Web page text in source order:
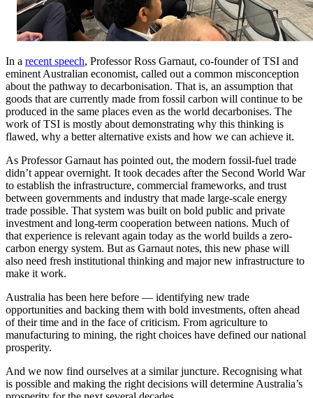
In a ​​​​‌ ‍ ​‍​‍‌‍ ‌ ​‍‌‍‍‌‌‍‌ ‌‍‍‌‌‍ ‍​‍​‍​ ‍‍​‍​‍‌ ​ ‌‍​‌‌‍ ‍‌‍‍‌‌ ‌​‌ ‍‌​‍ ‍‌‍‍‌‌‍ ​‍​‍​‍ ​​‍​‍‌‍‍​‌ ​‍‌‍‌‌‌‍‌‍​‍​‍​ ‍‍​‍​‍‌‍‍​‌ ‌​‌ ‌​‌ ​​​ ‍‍​‍ ​‍ ‌‍ ​‌‍ ‌‍​ ‌‍​‌‌‍ ​‌‍‍​‌‍ ‌ ​ ‌ ‌​​ ‍‍​ ​ ​ ​ ​ ​ ​ ​ ​‍ ‌‍‍‌‌‍ ‍‌ ‌​‌‍‌‌‌‍ ‍‌ ‌​​‍ ‌‍‌‌‌‍‌​‌‍‍‌‌ ‌​​‍ ‌‍ ‌‌‍ ‌‍‌​‌‍‌‌​ ‌‌ ​​‌ ​‍‌‍‌‌‌ ​ ‌‍‌‌‌‍ ‍‌ ‌​‌‍​‌‌ ‌​‌‍‍‌‌‍ ‌‍ ‍​ ‍ ‌‍‍‌‌‍‌​​ ‌‌‍‌‌​ ‌‌‌‍‌‍‌‍‌​‌‍​‍‌‍​‌​ ‌‌​ ‍‌​‍ ‌​ ​‍‌‍​‍​ ​​​ ​​​‍ ‌​ ‌​‌‍‌‍​ ‌‍‌‍‌​​‍ ‌‌‍​‌‌‍​‍‌‍​ ​ ​‍​‍ ‌​ ​‍‌‍‌​​ ​‌‌‍​‌​ ​‍​ ​‌​ ​​​ ‌ ​ ‌‍‌‍‌‍‌‍​‌​ ​‍​ ‍ ‌ ‌​‌ ‍‌‌ ​​‌‍‌‌​ ‌‌‍ ‍‌‍‌‌‌ ‌ ‌ ​ ​ ‍ ‌ ​​‌‍​‌‌ ‌​‌‍‍​​ ‌‌‍​ ‌‍ ‌‍ ‍‌ ‌​‌‍‌‌‌‍ ‍‌ ‌​​‍‌‌​ ‌‌‌​​‍‌‌ ‌‍‍ ‌‍‌‌‌ ‍‌​‍‌‌​ ​ ‌​‌​​‍‌‌​ ​ ‌​‌​​‍‌‌​ ​‍​ ​‍‌‍‌​‌‍​‌​ ‍​​ ​​‌‍‌‌​ ‌‌‌‍‌‍​ ​‍‌‍​‍‌‍​‍‌‍‌​​ ‌​​‍‌‌​ ​‍​ ​‍​‍‌‌​ ‌‌‌​‌​​‍ ‍‌‍​ ‌‍‍​‌‍‍‌‌‍ ​‌‍‌​‌ ​‍‌‍‌‌‌‍ ‍​‍‌‌​ ‌‌‌​​‍‌‌ ‌‍‍ ‌‍‌‌‌ ‍‌​‍‌‌​ ​ ‌​‌​​‍‌‌​ ​ ‌​‌​​‍‌‌​ ​‍​ ​‍‌‍‌​​ ‌​‌‍​ ‌‍‌‌​ ​ ‌‍‌‌‌‍‌‌‌‍‌‌​ ​‍​ ‌‍‌‍​ ​ ‍​​‍‌‌​ ​‍​ ​‍​‍‌‌​ ‌‌‌​‌​​‍ ‍‌ ‌​‌‍‌‌‌ ‍​‌ ‌​​ ‌‍​‍‌‍​‌‌ ​ ‌‍‌‌‌‌‌‌‌ ​‍‌‍ ​​ ‌‌‍‍​‌ ‌​‌ ‌​‌ ​​​‍‌‌​ ​ ‌​​‌​‍‌‌​ ​‍‌​‌‍​‍‌‌​ ​‍‌​‌‍‌‍ ​‌‍ ‌‍​ ‌‍​‌‌‍ ​‌‍‍​‌‍ ‌ ​ ‌ ‌​​‍‌‌​ ​ ‌​​‌​ ​ ​ ​ ​ ​ ​ ​ ​‍‌‍‌‍‍‌‌‍‌​​ ‌‌‍‌‌​ ‌‌‌‍‌‍‌‍‌​‌‍​‍‌‍​‌​ ‌‌​ ‍‌​‍ ‌​ ​‍‌‍​‍​ ​​​ ​​​‍ ‌​ ‌​‌‍‌‍​ ‌‍‌‍‌​​‍ ‌‌‍​‌‌‍​‍‌‍​ ​ ​‍​‍ ‌​ ​‍‌‍‌​​ ​‌‌‍​‌​ ​‍​ ​‌​ ​​​ ‌ ​ ‌‍‌‍‌‍‌‍​‌​ ​‍​‍‌‍‌ ‌​‌ ‍‌‌ ​​‌‍‌‌​ ‌‌‍ ‍‌‍‌‌‌ ‌ ‌ ​ ​‍‌‍‌ ​​‌‍​‌‌ ‌​‌‍‍​​ ‌‌‍​ ‌‍ ‌‍ ‍‌ ‌​‌‍‌‌‌‍ ‍‌ ‌​​‍‌‌​ ‌‌‌​​‍‌‌ ‌‍‍ ‌‍‌‌‌ ‍‌​‍‌‌​ ​ ‌​‌​​‍‌‌​ ​ ‌​‌​​‍‌‌​ ​‍​ ​‍‌‍‌​‌‍​‌​ ‍​​ ​​‌‍‌‌​ ‌‌‌‍‌‍​ ​‍‌‍​‍‌‍​‍‌‍‌​​ ‌​​‍‌‌​ ​‍​ ​‍​‍‌‌​ ‌‌‌​‌​​‍ ‍‌‍​ ‌‍‍​‌‍‍‌‌‍ ​‌‍‌​‌ ​‍‌‍‌‌‌‍ ‍​‍‌‌​ ‌‌‌​​‍‌‌ ‌‍‍ ‌‍‌‌‌ ‍‌​‍‌‌​ ​ ‌​‌​​‍‌‌​ ​ ‌​‌​​‍‌‌​ ​‍​ ​‍‌‍‌​​ ‌​‌‍​ ‌‍‌‌​ ​ ‌‍‌‌‌‍‌‌‌‍‌‌​ ​‍​ ‌‍‌‍​ ​ ‍​​‍‌‌​ ​‍​ ​‍​‍‌‌​ ‌‌‌​‌​​‍ ‍‌ ‌​‌‍‌‌‌ ‍​‌ ‌​​‍‌‍‌ ​​‌‍‌‌‌ ​‍‌ ​ ‌ ​​‌‍‌‌‌‍​ ‌ ‌​‌‍‍‌‌ ‌‍‌‍‌‌​ ‌‌ ​​‌ ‌‌‌‍​‍‌‍ ​‌‍‍‌‌ ​ ‌‍‍​‌‍‌‌‌‍‌​​‍​‍‌ ‌ recent speech​​​​‌ ‍ ​‍​‍‌‍ ‌ ​‍‌‍‍‌‌‍‌ ‌‍‍‌‌‍ ‍​‍​‍​ ‍‍​‍​‍‌ ​ ‌‍​‌‌‍ ‍‌‍‍‌‌ ‌​‌ ‍‌​‍ ‍‌‍‍‌‌‍ ​‍​‍​‍ ​​‍​‍‌‍‍​‌ ​‍‌‍‌‌‌‍‌‍​‍​‍​ ‍‍​‍​‍‌‍‍​‌ ‌​‌ ‌​‌ ​​​ ‍‍​‍ ​‍ ‌‍ ​‌‍ ‌‍​ ‌‍​‌‌‍ ​‌‍‍​‌‍ ‌ ​ ‌ ‌​​ ‍‍​ ​ ​ ​ ​ ​ ​ ​ ​‍ ‌‍‍‌‌‍ ‍‌ ‌​‌‍‌‌‌‍ ‍‌ ‌​​‍ ‌‍‌‌‌‍‌​‌‍‍‌‌ ‌​​‍ ‌‍ ‌‌‍ ‌‍‌​‌‍‌‌​ ‌‌ ​​‌ ​‍‌‍‌‌‌ ​ ‌‍‌‌‌‍ ‍‌ ‌​‌‍​‌‌ ‌​‌‍‍‌‌‍ ‌‍ ‍​ ‍ ‌‍‍‌‌‍‌​​ ‌‌‍‌‌​ ‌‌‌‍‌‍‌‍‌​‌‍​‍‌‍​‌​ ‌‌​ ‍‌​‍ ‌​ ​‍‌‍​‍​ ​​​ ​​​‍ ‌​ ‌​‌‍‌‍​ ‌‍‌‍‌​​‍ ‌‌‍​‌‌‍​‍‌‍​ ​ ​‍​‍ ‌​ ​‍‌‍‌​​ ​‌‌‍​‌​ ​‍​ ​‌​ ​​​ ‌ ​ ‌‍‌‍‌‍‌‍​‌​ ​‍​ ‍ ‌ ‌​‌ ‍‌‌ ​​‌‍‌‌​ ‌‌‍ ‍‌‍‌‌‌ ‌ ‌ ​ ​ ‍ ‌ ​​‌‍​‌‌ ‌​‌‍‍​​ ‌‌‍​ ‌‍ ‌‍ ‍‌ ‌​‌‍‌‌‌‍ ‍‌ ‌​​‍‌‌​ ‌‌‌​​‍‌‌ ‌‍‍ ‌‍‌‌‌ ‍‌​‍‌‌​ ​ ‌​‌​​‍‌‌​ ​ ‌​‌​​‍‌‌​ ​‍​ ​‍‌‍‌​‌‍​‌​ ‍​​ ​​‌‍‌‌​ ‌‌‌‍‌‍​ ​‍‌‍​‍‌‍​‍‌‍‌​​ ‌​​‍‌‌​ ​‍​ ​‍​‍‌‌​ ‌‌‌​‌​​‍ ‍‌‍​ ‌‍‍​‌‍‍‌‌‍ ​‌‍‌​‌ ​‍‌‍‌‌‌‍ ‍​‍‌‌​ ‌‌‌​​‍‌‌ ‌‍‍ ‌‍‌‌‌ ‍‌​‍‌‌​ ​ ‌​‌​​‍‌‌​ ​ ‌​‌​​‍‌‌​ ​‍​ ​‍​ ‌‌‌‍​‍​ ​‍‌‍‌​​ ​​‌‍‌‌​ ‌ ​ ‌‌‌‍​ ‌‍​ ​ ‍‌‌‍‌‌​‍‌‌​ ​‍​ ​‍​‍‌‌​ ‌‌‌​‌​​‍ ‍‌ ‌​‌‍‌‌‌ ‍​‌ ‌​​ ‌‍​‍‌‍​‌‌ ​ ‌‍‌‌‌‌‌‌‌ ​‍‌‍ ​​ ‌‌‍‍​‌ ‌​‌ ‌​‌ ​​​‍‌‌​ ​ ‌​​‌​‍‌‌​ ​‍‌​‌‍​‍‌‌​ ​‍‌​‌‍‌‍ ​‌‍ ‌‍​ ‌‍​‌‌‍ ​‌‍‍​‌‍ ‌ ​ ‌ ‌​​‍‌‌​ ​ ‌​​‌​ ​ ​ ​ ​ ​ ​ ​ ​‍‌‍‌‍‍‌‌‍‌​​ ‌‌‍‌‌​ ‌‌‌‍‌‍‌‍‌​‌‍​‍‌‍​‌​ ‌‌​ ‍‌​‍ ‌​ ​‍‌‍​‍​ ​​​ ​​​‍ ‌​ ‌​‌‍‌‍​ ‌‍‌‍‌​​‍ ‌‌‍​‌‌‍​‍‌‍​ ​ ​‍​‍ ‌​ ​‍‌‍‌​​ ​‌‌‍​‌​ ​‍​ ​‌​ ​​​ ‌ ​ ‌‍‌‍‌‍‌‍​‌​ ​‍​‍‌‍‌ ‌​‌ ‍‌‌ ​​‌‍‌‌​ ‌‌‍ ‍‌‍‌‌‌ ‌ ‌ ​ ​‍‌‍‌ ​​‌‍​‌‌ ‌​‌‍‍​​ ‌‌‍​ ‌‍ ‌‍ ‍‌ ‌​‌‍‌‌‌‍ ‍‌ ‌​​‍‌‌​ ‌‌‌​​‍‌‌ ‌‍‍ ‌‍‌‌‌ ‍‌​‍‌‌​ ​ ‌​‌​​‍‌‌​ ​ ‌​‌​​‍‌‌​ ​‍​ ​‍‌‍‌​‌‍​‌​ ‍​​ ​​‌‍‌‌​ ‌‌‌‍‌‍​ ​‍‌‍​‍‌‍​‍‌‍‌​​ ‌​​‍‌‌​ ​‍​ ​‍​‍‌‌​ ‌‌‌​‌​​‍ ‍‌‍​ ‌‍‍​‌‍‍‌‌‍ ​‌‍‌​‌ ​‍‌‍‌‌‌‍ ‍​‍‌‌​ ‌‌‌​​‍‌‌ ‌‍‍ ‌‍‌‌‌ ‍‌​‍‌‌​ ​ ‌​‌​​‍‌‌​ ​ ‌​‌​​‍‌‌​ ​‍​ ​‍​ ‌‌‌‍​‍​ ​‍‌‍‌​​ ​​‌‍‌‌​ ‌ ​ ‌‌‌‍​ ‌‍​ ​ ‍‌‌‍‌‌​‍‌‌​ ​‍​ ​‍​‍‌‌​ ‌‌‌​‌​​‍ ‍‌ ‌​‌‍‌‌‌ ‍​‌ ‌​​‍‌‍‌ ​​‌‍‌‌‌ ​‍‌ ​ ‌ ​​‌‍‌‌‌‍​ ‌ ‌​‌‍‍‌‌ ‌‍‌‍‌‌​ ‌‌ ​​‌ ‌‌‌‍​‍‌‍ ​‌‍‍‌‌ ​ ‌‍‍​‌‍‌‌‌‍‌​​‍​‍‌ ‌, Professor Ross Garnaut, co-founder of TSI and
eminent Australian economist, called out a common misconception
about the pathway to decarbonisation. That is, an assumption that
goods that are currently made from fossil carbon will continue to be
produced in the same places even as the world decarbonises. The
work of TSI is mostly about demonstrating why this thinking is
flawed, why a better alternative exists and how we can achieve it.​​​​‌ ‍ ​‍​‍‌‍ ‌ ​‍‌‍‍‌‌‍‌ ‌‍‍‌‌‍ ‍​‍​‍​ ‍‍​‍​‍‌ ​ ‌‍​‌‌‍ ‍‌‍‍‌‌ ‌​‌ ‍‌​‍ ‍‌‍‍‌‌‍ ​‍​‍​‍ ​​‍​‍‌‍‍​‌ ​‍‌‍‌‌‌‍‌‍​‍​‍​ ‍‍​‍​‍‌‍‍​‌ ‌​‌ ‌​‌ ​​​ ‍‍​‍ ​‍ ‌‍ ​‌‍ ‌‍​ ‌‍​‌‌‍ ​‌‍‍​‌‍ ‌ ​ ‌ ‌​​ ‍‍​ ​ ​ ​ ​ ​ ​ ​ ​‍ ‌‍‍‌‌‍ ‍‌ ‌​‌‍‌‌‌‍ ‍‌ ‌​​‍ ‌‍‌‌‌‍‌​‌‍‍‌‌ ‌​​‍ ‌‍ ‌‌‍ ‌‍‌​‌‍‌‌​ ‌‌ ​​‌ ​‍‌‍‌‌‌ ​ ‌‍‌‌‌‍ ‍‌ ‌​‌‍​‌‌ ‌​‌‍‍‌‌‍ ‌‍ ‍​ ‍ ‌‍‍‌‌‍‌​​ ‌‌‍‌‌​ ‌‌‌‍‌‍‌‍‌​‌‍​‍‌‍​‌​ ‌‌​ ‍‌​‍ ‌​ ​‍‌‍​‍​ ​​​ ​​​‍ ‌​ ‌​‌‍‌‍​ ‌‍‌‍‌​​‍ ‌‌‍​‌‌‍​‍‌‍​ ​ ​‍​‍ ‌​ ​‍‌‍‌​​ ​‌‌‍​‌​ ​‍​ ​‌​ ​​​ ‌ ​ ‌‍‌‍‌‍‌‍​‌​ ​‍​ ‍ ‌ ‌​‌ ‍‌‌ ​​‌‍‌‌​ ‌‌‍ ‍‌‍‌‌‌ ‌ ‌ ​ ​ ‍ ‌ ​​‌‍​‌‌ ‌​‌‍‍​​ ‌‌‍​ ‌‍ ‌‍ ‍‌ ‌​‌‍‌‌‌‍ ‍‌ ‌​​‍‌‌​ ‌‌‌​​‍‌‌ ‌‍‍ ‌‍‌‌‌ ‍‌​‍‌‌​ ​ ‌​‌​​‍‌‌​ ​ ‌​‌​​‍‌‌​ ​‍​ ​‍‌‍‌​‌‍​‌​ ‍​​ ​​‌‍‌‌​ ‌‌‌‍‌‍​ ​‍‌‍​‍‌‍​‍‌‍‌​​ ‌​​‍‌‌​ ​‍​ ​‍​‍‌‌​ ‌‌‌​‌​​‍ ‍‌‍​ ‌‍‍​‌‍‍‌‌‍ ​‌‍‌​‌ ​‍‌‍‌‌‌‍ ‍​‍‌‌​ ‌‌‌​​‍‌‌ ‌‍‍ ‌‍‌‌‌ ‍‌​‍‌‌​ ​ ‌​‌​​‍‌‌​ ​ ‌​‌​​‍‌‌​ ​‍​ ​‍‌‍​‌​ ‍‌‌‍‌‌​ ‌​​ ‌‍​ ‌​‌‍​ ‌‍​‌​ ‍​​ ‌‌‌‍‌‌​ ‌​​‍‌‌​ ​‍​ ​‍​‍‌‌​ ‌‌‌​‌​​‍ ‍‌ ‌​‌‍‌‌‌ ‍​‌ ‌​​ ‌‍​‍‌‍​‌‌ ​ ‌‍‌‌‌‌‌‌‌ ​‍‌‍ ​​ ‌‌‍‍​‌ ‌​‌ ‌​‌ ​​​‍‌‌​ ​ ‌​​‌​‍‌‌​ ​‍‌​‌‍​‍‌‌​ ​‍‌​‌‍‌‍ ​‌‍ ‌‍​ ‌‍​‌‌‍ ​‌‍‍​‌‍ ‌ ​ ‌ ‌​​‍‌‌​ ​ ‌​​‌​ ​ ​ ​ ​ ​ ​ ​ ​‍‌‍‌‍‍‌‌‍‌​​ ‌‌‍‌‌​ ‌‌‌‍‌‍‌‍‌​‌‍​‍‌‍​‌​ ‌‌​ ‍‌​‍ ‌​ ​‍‌‍​‍​ ​​​ ​​​‍ ‌​ ‌​‌‍‌‍​ ‌‍‌‍‌​​‍ ‌‌‍​‌‌‍​‍‌‍​ ​ ​‍​‍ ‌​ ​‍‌‍‌​​ ​‌‌‍​‌​ ​‍​ ​‌​ ​​​ ‌ ​ ‌‍‌‍‌‍‌‍​‌​ ​‍​‍‌‍‌ ‌​‌ ‍‌‌ ​​‌‍‌‌​ ‌‌‍ ‍‌‍‌‌‌ ‌ ‌ ​ ​‍‌‍‌ ​​‌‍​‌‌ ‌​‌‍‍​​ ‌‌‍​ ‌‍ ‌‍ ‍‌ ‌​‌‍‌‌‌‍ ‍‌ ‌​​‍‌‌​ ‌‌‌​​‍‌‌ ‌‍‍ ‌‍‌‌‌ ‍‌​‍‌‌​ ​ ‌​‌​​‍‌‌​ ​ ‌​‌​​‍‌‌​ ​‍​ ​‍‌‍‌​‌‍​‌​ ‍​​ ​​‌‍‌‌​ ‌‌‌‍‌‍​ ​‍‌‍​‍‌‍​‍‌‍‌​​ ‌​​‍‌‌​ ​‍​ ​‍​‍‌‌​ ‌‌‌​‌​​‍ ‍‌‍​ ‌‍‍​‌‍‍‌‌‍ ​‌‍‌​‌ ​‍‌‍‌‌‌‍ ‍​‍‌‌​ ‌‌‌​​‍‌‌ ‌‍‍ ‌‍‌‌‌ ‍‌​‍‌‌​ ​ ‌​‌​​‍‌‌​ ​ ‌​‌​​‍‌‌​ ​‍​ ​‍‌‍​‌​ ‍‌‌‍‌‌​ ‌​​ ‌‍​ ‌​‌‍​ ‌‍​‌​ ‍​​ ‌‌‌‍‌‌​ ‌​​‍‌‌​ ​‍​ ​‍​‍‌‌​ ‌‌‌​‌​​‍ ‍‌ ‌​‌‍‌‌‌ ‍​‌ ‌​​‍‌‍‌ ​​‌‍‌‌‌ ​‍‌ ​ ‌ ​​‌‍‌‌‌‍​ ‌ ‌​‌‍‍‌‌ ‌‍‌‍‌‌​ ‌‌ ​​‌ ‌‌‌‍​‍‌‍ ​‌‍‍‌‌ ​ ‌‍‍​‌‍‌‌‌‍‌​​‍​‍‌ ‌
As Professor Garnaut has pointed out, the modern fossil-fuel trade
didn’t appear overnight. It took decades after the Second World War
to establish the infrastructure, commercial frameworks, and trust
between governments and industry that made large-scale energy
trade possible. That system was built on bold public and private
investment and long-term cooperation between nations. Much of
that experience is relevant again today as the world builds a zero-
carbon energy system. But as Garnaut notes, this new phase will
also need fresh institutional thinking and major new infrastructure to
make it work.​​​​‌ ‍ ​‍​‍‌‍ ‌ ​‍‌‍‍‌‌‍‌ ‌‍‍‌‌‍ ‍​‍​‍​ ‍‍​‍​‍‌ ​ ‌‍​‌‌‍ ‍‌‍‍‌‌ ‌​‌ ‍‌​‍ ‍‌‍‍‌‌‍ ​‍​‍​‍ ​​‍​‍‌‍‍​‌ ​‍‌‍‌‌‌‍‌‍​‍​‍​ ‍‍​‍​‍‌‍‍​‌ ‌​‌ ‌​‌ ​​​ ‍‍​‍ ​‍ ‌‍ ​‌‍ ‌‍​ ‌‍​‌‌‍ ​‌‍‍​‌‍ ‌ ​ ‌ ‌​​ ‍‍​ ​ ​ ​ ​ ​ ​ ​ ​‍ ‌‍‍‌‌‍ ‍‌ ‌​‌‍‌‌‌‍ ‍‌ ‌​​‍ ‌‍‌‌‌‍‌​‌‍‍‌‌ ‌​​‍ ‌‍ ‌‌‍ ‌‍‌​‌‍‌‌​ ‌‌ ​​‌ ​‍‌‍‌‌‌ ​ ‌‍‌‌‌‍ ‍‌ ‌​‌‍​‌‌ ‌​‌‍‍‌‌‍ ‌‍ ‍​ ‍ ‌‍‍‌‌‍‌​​ ‌‌‍‌‌​ ‌‌‌‍‌‍‌‍‌​‌‍​‍‌‍​‌​ ‌‌​ ‍‌​‍ ‌​ ​‍‌‍​‍​ ​​​ ​​​‍ ‌​ ‌​‌‍‌‍​ ‌‍‌‍‌​​‍ ‌‌‍​‌‌‍​‍‌‍​ ​ ​‍​‍ ‌​ ​‍‌‍‌​​ ​‌‌‍​‌​ ​‍​ ​‌​ ​​​ ‌ ​ ‌‍‌‍‌‍‌‍​‌​ ​‍​ ‍ ‌ ‌​‌ ‍‌‌ ​​‌‍‌‌​ ‌‌‍ ‍‌‍‌‌‌ ‌ ‌ ​ ​ ‍ ‌ ​​‌‍​‌‌ ‌​‌‍‍​​ ‌‌‍​ ‌‍ ‌‍ ‍‌ ‌​‌‍‌‌‌‍ ‍‌ ‌​​‍‌‌​ ‌‌‌​​‍‌‌ ‌‍‍ ‌‍‌‌‌ ‍‌​‍‌‌​ ​ ‌​‌​​‍‌‌​ ​ ‌​‌​​‍‌‌​ ​‍​ ​‍‌‍​ ​ ‌​​ ​ ​ ​​​ ‍​​ ​​​ ‌ ​ ‌‍​ ‍‌‌‍‌‍‌‍‌‌​ ‍‌​‍‌‌​ ​‍​ ​‍​‍‌‌​ ‌‌‌​‌​​‍ ‍‌‍​ ‌‍‍​‌‍‍‌‌‍ ​‌‍‌​‌ ​‍‌‍‌‌‌‍ ‍​‍‌‌​ ‌‌‌​​‍‌‌ ‌‍‍ ‌‍‌‌‌ ‍‌​‍‌‌​ ​ ‌​‌​​‍‌‌​ ​ ‌​‌​​‍‌‌​ ​‍​ ​‍​ ​‌​ ​‍​ ‌ ‌‍​‍​ ‌ ​ ‍‌‌‍​‌​ ‌ ​ ‌​‌‍‌‌​ ​​​ ​​​‍‌‌​ ​‍​ ​‍​‍‌‌​ ‌‌‌​‌​​‍ ‍‌ ‌​‌‍‌‌‌ ‍​‌ ‌​​ ‌‍​‍‌‍​‌‌ ​ ‌‍‌‌‌‌‌‌‌ ​‍‌‍ ​​ ‌‌‍‍​‌ ‌​‌ ‌​‌ ​​​‍‌‌​ ​ ‌​​‌​‍‌‌​ ​‍‌​‌‍​‍‌‌​ ​‍‌​‌‍‌‍ ​‌‍ ‌‍​ ‌‍​‌‌‍ ​‌‍‍​‌‍ ‌ ​ ‌ ‌​​‍‌‌​ ​ ‌​​‌​ ​ ​ ​ ​ ​ ​ ​ ​‍‌‍‌‍‍‌‌‍‌​​ ‌‌‍‌‌​ ‌‌‌‍‌‍‌‍‌​‌‍​‍‌‍​‌​ ‌‌​ ‍‌​‍ ‌​ ​‍‌‍​‍​ ​​​ ​​​‍ ‌​ ‌​‌‍‌‍​ ‌‍‌‍‌​​‍ ‌‌‍​‌‌‍​‍‌‍​ ​ ​‍​‍ ‌​ ​‍‌‍‌​​ ​‌‌‍​‌​ ​‍​ ​‌​ ​​​ ‌ ​ ‌‍‌‍‌‍‌‍​‌​ ​‍​‍‌‍‌ ‌​‌ ‍‌‌ ​​‌‍‌‌​ ‌‌‍ ‍‌‍‌‌‌ ‌ ‌ ​ ​‍‌‍‌ ​​‌‍​‌‌ ‌​‌‍‍​​ ‌‌‍​ ‌‍ ‌‍ ‍‌ ‌​‌‍‌‌‌‍ ‍‌ ‌​​‍‌‌​ ‌‌‌​​‍‌‌ ‌‍‍ ‌‍‌‌‌ ‍‌​‍‌‌​ ​ ‌​‌​​‍‌‌​ ​ ‌​‌​​‍‌‌​ ​‍​ ​‍‌‍​ ​ ‌​​ ​ ​ ​​​ ‍​​ ​​​ ‌ ​ ‌‍​ ‍‌‌‍‌‍‌‍‌‌​ ‍‌​‍‌‌​ ​‍​ ​‍​‍‌‌​ ‌‌‌​‌​​‍ ‍‌‍​ ‌‍‍​‌‍‍‌‌‍ ​‌‍‌​‌ ​‍‌‍‌‌‌‍ ‍​‍‌‌​ ‌‌‌​​‍‌‌ ‌‍‍ ‌‍‌‌‌ ‍‌​‍‌‌​ ​ ‌​‌​​‍‌‌​ ​ ‌​‌​​‍‌‌​ ​‍​ ​‍​ ​‌​ ​‍​ ‌ ‌‍​‍​ ‌ ​ ‍‌‌‍​‌​ ‌ ​ ‌​‌‍‌‌​ ​​​ ​​​‍‌‌​ ​‍​ ​‍​‍‌‌​ ‌‌‌​‌​​‍ ‍‌ ‌​‌‍‌‌‌ ‍​‌ ‌​​‍‌‍‌ ​​‌‍‌‌‌ ​‍‌ ​ ‌ ​​‌‍‌‌‌‍​ ‌ ‌​‌‍‍‌‌ ‌‍‌‍‌‌​ ‌‌ ​​‌ ‌‌‌‍​‍‌‍ ​‌‍‍‌‌ ​ ‌‍‍​‌‍‌‌‌‍‌​​‍​‍‌ ‌
Australia has been here before — identifying new trade
opportunities and backing them with bold investments, often ahead
of their time and in the face of criticism. From agriculture to
manufacturing to mining, the right choices have defined our national
prosperity.​​​​‌ ‍ ​‍​‍‌‍ ‌ ​‍‌‍‍‌‌‍‌ ‌‍‍‌‌‍ ‍​‍​‍​ ‍‍​‍​‍‌ ​ ‌‍​‌‌‍ ‍‌‍‍‌‌ ‌​‌ ‍‌​‍ ‍‌‍‍‌‌‍ ​‍​‍​‍ ​​‍​‍‌‍‍​‌ ​‍‌‍‌‌‌‍‌‍​‍​‍​ ‍‍​‍​‍‌‍‍​‌ ‌​‌ ‌​‌ ​​​ ‍‍​‍ ​‍ ‌‍ ​‌‍ ‌‍​ ‌‍​‌‌‍ ​‌‍‍​‌‍ ‌ ​ ‌ ‌​​ ‍‍​ ​ ​ ​ ​ ​ ​ ​ ​‍ ‌‍‍‌‌‍ ‍‌ ‌​‌‍‌‌‌‍ ‍‌ ‌​​‍ ‌‍‌‌‌‍‌​‌‍‍‌‌ ‌​​‍ ‌‍ ‌‌‍ ‌‍‌​‌‍‌‌​ ‌‌ ​​‌ ​‍‌‍‌‌‌ ​ ‌‍‌‌‌‍ ‍‌ ‌​‌‍​‌‌ ‌​‌‍‍‌‌‍ ‌‍ ‍​ ‍ ‌‍‍‌‌‍‌​​ ‌‌‍‌‌​ ‌‌‌‍‌‍‌‍‌​‌‍​‍‌‍​‌​ ‌‌​ ‍‌​‍ ‌​ ​‍‌‍​‍​ ​​​ ​​​‍ ‌​ ‌​‌‍‌‍​ ‌‍‌‍‌​​‍ ‌‌‍​‌‌‍​‍‌‍​ ​ ​‍​‍ ‌​ ​‍‌‍‌​​ ​‌‌‍​‌​ ​‍​ ​‌​ ​​​ ‌ ​ ‌‍‌‍‌‍‌‍​‌​ ​‍​ ‍ ‌ ‌​‌ ‍‌‌ ​​‌‍‌‌​ ‌‌‍ ‍‌‍‌‌‌ ‌ ‌ ​ ​ ‍ ‌ ​​‌‍​‌‌ ‌​‌‍‍​​ ‌‌‍​ ‌‍ ‌‍ ‍‌ ‌​‌‍‌‌‌‍ ‍‌ ‌​​‍‌‌​ ‌‌‌​​‍‌‌ ‌‍‍ ‌‍‌‌‌ ‍‌​‍‌‌​ ​ ‌​‌​​‍‌‌​ ​ ‌​‌​​‍‌‌​ ​‍​ ​‍​ ‌‌​ ​​‌‍​‍​ ​‍‌‍‌‍​ ​ ‌‍‌​​ ​​​ ‌‍​ ​‍‌‍​ ​ ‌‌​‍‌‌​ ​‍​ ​‍​‍‌‌​ ‌‌‌​‌​​‍ ‍‌‍​ ‌‍‍​‌‍‍‌‌‍ ​‌‍‌​‌ ​‍‌‍‌‌‌‍ ‍​‍‌‌​ ‌‌‌​​‍‌‌ ‌‍‍ ‌‍‌‌‌ ‍‌​‍‌‌​ ​ ‌​‌​​‍‌‌​ ​ ‌​‌​​‍‌‌​ ​‍​ ​‍​ ‍​​ ‌‌​ ‌​​ ‌‍​ ​‌​ ​‍‌‍‌‌​ ​‌​ ​‍​ ‌​‌‍‌‍‌‍‌​​‍‌‌​ ​‍​ ​‍​‍‌‌​ ‌‌‌​‌​​‍ ‍‌ ‌​‌‍‌‌‌ ‍​‌ ‌​​ ‌‍​‍‌‍​‌‌ ​ ‌‍‌‌‌‌‌‌‌ ​‍‌‍ ​​ ‌‌‍‍​‌ ‌​‌ ‌​‌ ​​​‍‌‌​ ​ ‌​​‌​‍‌‌​ ​‍‌​‌‍​‍‌‌​ ​‍‌​‌‍‌‍ ​‌‍ ‌‍​ ‌‍​‌‌‍ ​‌‍‍​‌‍ ‌ ​ ‌ ‌​​‍‌‌​ ​ ‌​​‌​ ​ ​ ​ ​ ​ ​ ​ ​‍‌‍‌‍‍‌‌‍‌​​ ‌‌‍‌‌​ ‌‌‌‍‌‍‌‍‌​‌‍​‍‌‍​‌​ ‌‌​ ‍‌​‍ ‌​ ​‍‌‍​‍​ ​​​ ​​​‍ ‌​ ‌​‌‍‌‍​ ‌‍‌‍‌​​‍ ‌‌‍​‌‌‍​‍‌‍​ ​ ​‍​‍ ‌​ ​‍‌‍‌​​ ​‌‌‍​‌​ ​‍​ ​‌​ ​​​ ‌ ​ ‌‍‌‍‌‍‌‍​‌​ ​‍​‍‌‍‌ ‌​‌ ‍‌‌ ​​‌‍‌‌​ ‌‌‍ ‍‌‍‌‌‌ ‌ ‌ ​ ​‍‌‍‌ ​​‌‍​‌‌ ‌​‌‍‍​​ ‌‌‍​ ‌‍ ‌‍ ‍‌ ‌​‌‍‌‌‌‍ ‍‌ ‌​​‍‌‌​ ‌‌‌​​‍‌‌ ‌‍‍ ‌‍‌‌‌ ‍‌​‍‌‌​ ​ ‌​‌​​‍‌‌​ ​ ‌​‌​​‍‌‌​ ​‍​ ​‍​ ‌‌​ ​​‌‍​‍​ ​‍‌‍‌‍​ ​ ‌‍‌​​ ​​​ ‌‍​ ​‍‌‍​ ​ ‌‌​‍‌‌​ ​‍​ ​‍​‍‌‌​ ‌‌‌​‌​​‍ ‍‌‍​ ‌‍‍​‌‍‍‌‌‍ ​‌‍‌​‌ ​‍‌‍‌‌‌‍ ‍​‍‌‌​ ‌‌‌​​‍‌‌ ‌‍‍ ‌‍‌‌‌ ‍‌​‍‌‌​ ​ ‌​‌​​‍‌‌​ ​ ‌​‌​​‍‌‌​ ​‍​ ​‍​ ‍​​ ‌‌​ ‌​​ ‌‍​ ​‌​ ​‍‌‍‌‌​ ​‌​ ​‍​ ‌​‌‍‌‍‌‍‌​​‍‌‌​ ​‍​ ​‍​‍‌‌​ ‌‌‌​‌​​‍ ‍‌ ‌​‌‍‌‌‌ ‍​‌ ‌​​‍‌‍‌ ​​‌‍‌‌‌ ​‍‌ ​ ‌ ​​‌‍‌‌‌‍​ ‌ ‌​‌‍‍‌‌ ‌‍‌‍‌‌​ ‌‌ ​​‌ ‌‌‌‍​‍‌‍ ​‌‍‍‌‌ ​ ‌‍‍​‌‍‌‌‌‍‌​​‍​‍‌ ‌
And we now find ourselves at a similar juncture. Recognising what
is possible and making the right decisions will determine Australia’s